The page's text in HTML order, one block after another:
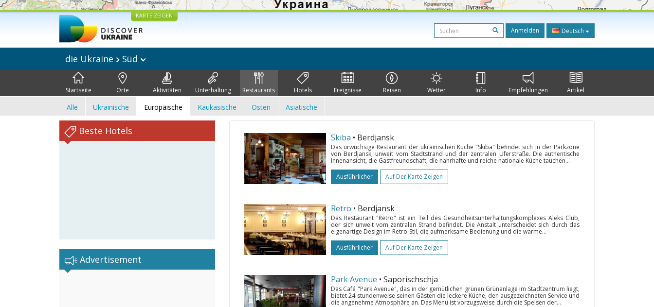
KARTE ZEIGEN
Anmelden Deutsch
die Ukraine Süd
Startseite Orte Aktivitäten Unterhaltung Restaurants Hotels Ereignisse Reisen Wetter Info Empfehlungen Artikel
Alle Ukrainische Europäische Kaukasische Osten Asiatische
Beste Hotels
Advertisement
Skiba • Berdjansk
Das urwüchsige Restaurant der ukrainischen Küche "Skiba" befindet sich in der Parkzone
von Berdjansk, unweit vom Stadtstrand und der zentralen Uferstraße. Die authentische
Innenansicht, die Gastfreundschaft, die nahrhafte und reiche nationale Küche tauchen...
Ausführlicher
Auf Der Karte Zeigen
Retro • Berdjansk
Das Restaurant "Retro" ist ein Teil des Gesundheitsunterhaltungskomplexes Aleks Club,
der sich unweit vom zentralen Strand befindet. Die Anstalt unterscheidet sich durch das
eigenartige Design im Retro-Stil, die aufmerksame Bedienung und die warme...
Ausführlicher
Auf Der Karte Zeigen
Park Avenue • Saporischschja
Das Café "Park Avenue", das in der gemütlichen grünen Grünanlage im Stadtzentrum liegt,
bietet 24-stundenweise seinen Gästen die leckere Küche, den ausgezeichneten Service und
die angenehme Atmosphäre an. Das Menü ist vorzugsweise durch die Speisen der...